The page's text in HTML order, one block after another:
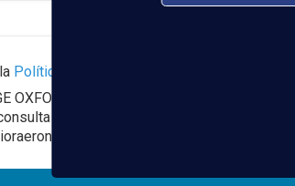
Política de Privacidad
OXFORD ENGLISH INSTITUTE S.L. le
y darle respuesta. Puede ejercer
Para más información,